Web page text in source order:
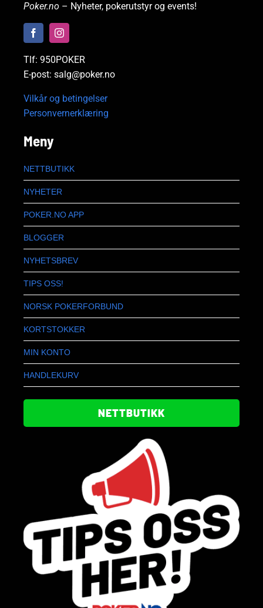
Poker.no – Nyheter, pokerutstyr og events!
Tlf: 950POKER
E-post: salg@poker.no
Vilkår og betingelser
Personvernerklæring
Meny
NETTBUTIKK
NYHETER
POKER.NO APP
BLOGGER
NYHETSBREV
TIPS OSS!
NORSK POKERFORBUND
KORTSTOKKER
MIN KONTO
HANDLEKURV
NETTBUTIKK